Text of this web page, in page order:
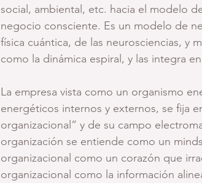
social, ambiental, etc. hacia el modelo
negocio consciente. Es un modelo de
física cuántica, de las neurosciencias, y
como la dinámica espiral, y las integra
La empresa vista como un organismo
energéticos internos y externos, se fija
organizacional” y de su campo
organización se entiende como un
organizacional como un corazón que
organizacional como la información